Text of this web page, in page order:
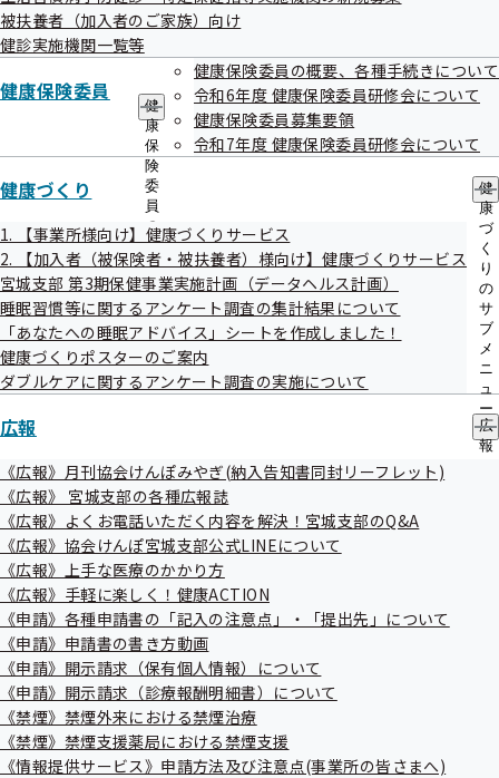
被扶養者（加入者のご家族）向け
健診実施機関一覧等
健康保険委員
健
康
保
険
委
員
の
サ
ブ
メ
ニ
ュ
ー
健康保険委員の概要、各種手続きについて
令和6年度 健康保険委員研修会について
健康保険委員募集要領
令和7年度 健康保険委員研修会について
健康づくり
健
康
づ
く
り
の
サ
ブ
メ
ニ
ュ
ー
1. 【事業所様向け】健康づくりサービス
2. 【加入者（被保険者・被扶養者）様向け】健康づくりサービス
宮城支部 第3期保健事業実施計画（データヘルス計画）
睡眠習慣等に関するアンケート調査の集計結果について
「あなたへの睡眠アドバイス」シートを作成しました！
健康づくりポスターのご案内
ダブルケアに関するアンケート調査の実施について
広報
広
報
《広報》月刊協会けんぽみやぎ(納入告知書同封リーフレット)
《広報》 宮城支部の各種広報誌
《広報》よくお電話いただく内容を解決！宮城支部のQ&A
《広報》協会けんぽ宮城支部公式LINEについて
《広報》上手な医療のかかり方
《広報》手軽に楽しく！健康ACTION
《申請》各種申請書の「記入の注意点」・「提出先」について
《申請》申請書の書き方動画
《申請》開示請求（保有個人情報）について
《申請》開示請求（診療報酬明細書）について
《禁煙》禁煙外来における禁煙治療
《禁煙》禁煙支援薬局における禁煙支援
《情報提供サービス》申請方法及び注意点(事業所の皆さまへ)
誤って開封したことにより個人情報漏洩が起こりました。
発生原因
社会保険労務士が申請書類を作成するにあたり、記載内容の
確認を怠ったことが原因です。
令和07年08月13日
判明契機
現在居住している方からの電話連絡により判明しました。
対応
住所地に訪問の上、支給決定通知書の回収、及び、現住所者
へ本事案の経緯と謝罪を行い、ご了承いただきました。ま
た、社会保険労務士より被保険者への説明の実施、及び、顛
末書の提出をいただきました。
再発防止策
社会保険労務士において、受託事業所との情報連携の徹底、
及び、申請書等作成の際に記載内容に変更がないか確認を実
施します。